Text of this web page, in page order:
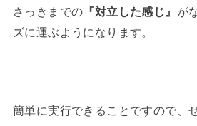
さっきまでの 『対立した感じ』 が
ズに運ぶようになります。
簡単に実行できることですので、